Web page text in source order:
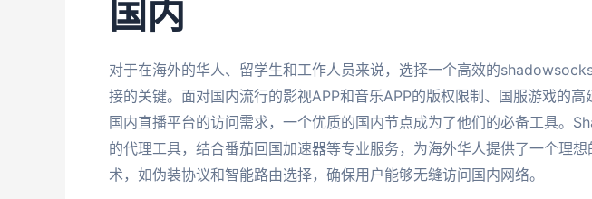
国内
对于在海外的华人、留学生和工作人员来说，选择一个高效的
接的关键。面对国内流行的影视APP和音乐APP的版权限制、国服游戏的
国内直播平台的访问需求，一个优质的国内节点成为了他们的必备工具。
的代理工具，结合番茄回国加速器等专业服务，为海外华人提供了一个理
术，如伪装协议和智能路由选择，确保用户能够无缝访问国内网络。